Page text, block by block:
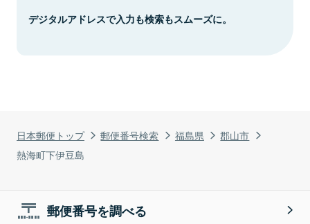
日本郵便トップ 郵便番号検索 福島県
郡山市
熱海町下伊豆島
デジタルアドレスで入力も検索もスムーズに。
郵便番号を調べる